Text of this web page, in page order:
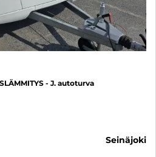
- J. autoturva
seinäjoki